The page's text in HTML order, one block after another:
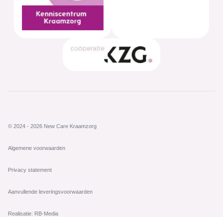
© 2024 - 2026 New Care Kraamzorg
Algemene voorwaarden
Privacy statement
Aanvullende leveringsvoorwaarden
Realisatie: RB-Media